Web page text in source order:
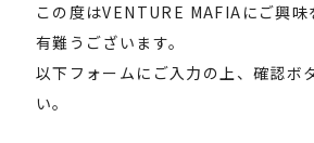
この度はVENTURE MAFIAにご興味
有難うございます。
以下フォームにご入力の上、確認ボ
い。